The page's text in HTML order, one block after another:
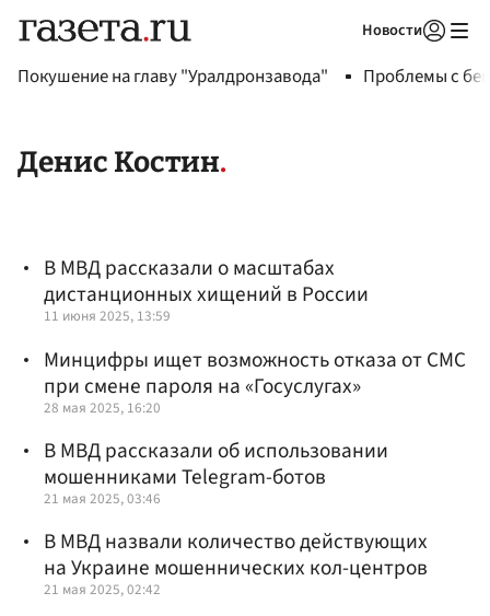
Новости
Покушение на главу "Уралдронзавода" Проблемы с
Денис Костин
В МВД рассказали о масштабах
дистанционных хищений в России
11 июня 2025, 13:59
Минцифры ищет возможность отказа от СМС
при смене пароля на «Госуслугах»
28 мая 2025, 16:20
В МВД рассказали об использовании
мошенниками Telegram-ботов
21 мая 2025, 03:46
В МВД назвали количество действующих
на Украине мошеннических кол-центров
21 мая 2025, 02:42